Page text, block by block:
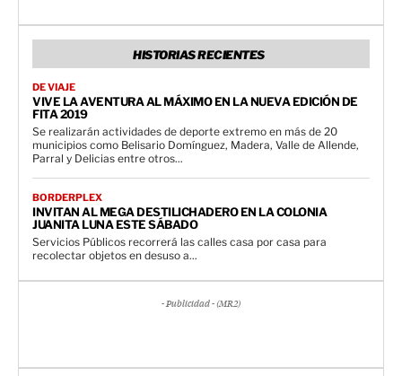
HISTORIAS RECIENTES
DE VIAJE
VIVE LA AVENTURA AL MÁXIMO EN LA NUEVA EDICIÓN DE
FITA 2019
Se realizarán actividades de deporte extremo en más de 20
municipios como Belisario Domínguez, Madera, Valle de Allende,
Parral y Delicias entre otros...
BORDERPLEX
INVITAN AL MEGA DESTILICHADERO EN LA COLONIA
JUANITA LUNA ESTE SÁBADO
Servicios Públicos recorrerá las calles casa por casa para
recolectar objetos en desuso a...
- Publicidad - (MR2)